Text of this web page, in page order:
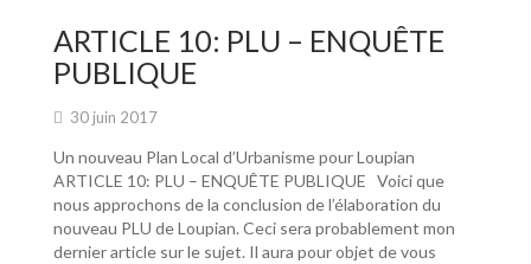
o
o
k
er
ARTICLE 10: PLU – ENQUÊTE
PUBLIQUE
30 juin 2017
Un nouveau Plan Local d’Urbanisme pour Loupian
ARTICLE 10: PLU – ENQUÊTE PUBLIQUE Voici que
nous approchons de la conclusion de l’élaboration du
nouveau PLU de Loupian. Ceci sera probablement mon
dernier article sur le sujet. Il aura pour objet de vous